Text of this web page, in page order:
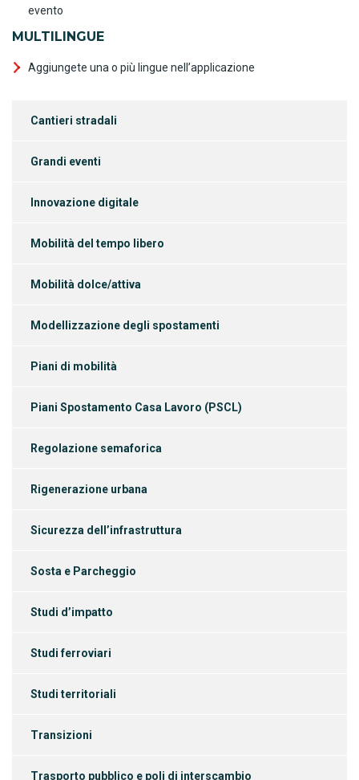
evento
MULTILINGUE
Aggiungete una o più lingue nell’applicazione
Cantieri stradali
Grandi eventi
Innovazione digitale
Mobilità del tempo libero
Mobilità dolce/attiva
Modellizzazione degli spostamenti
Piani di mobilità
Piani Spostamento Casa Lavoro (PSCL)
Regolazione semaforica
Rigenerazione urbana
Sicurezza dell’infrastruttura
Sosta e Parcheggio
Studi d’impatto
Studi ferroviari
Studi territoriali
Transizioni
Trasporto pubblico e poli di interscambio